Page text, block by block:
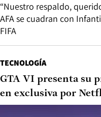
“Nuestro respaldo,
AFA se cuadran con
FIFA
TECNOLOGÍA
GTA VI presenta su
en exclusiva por